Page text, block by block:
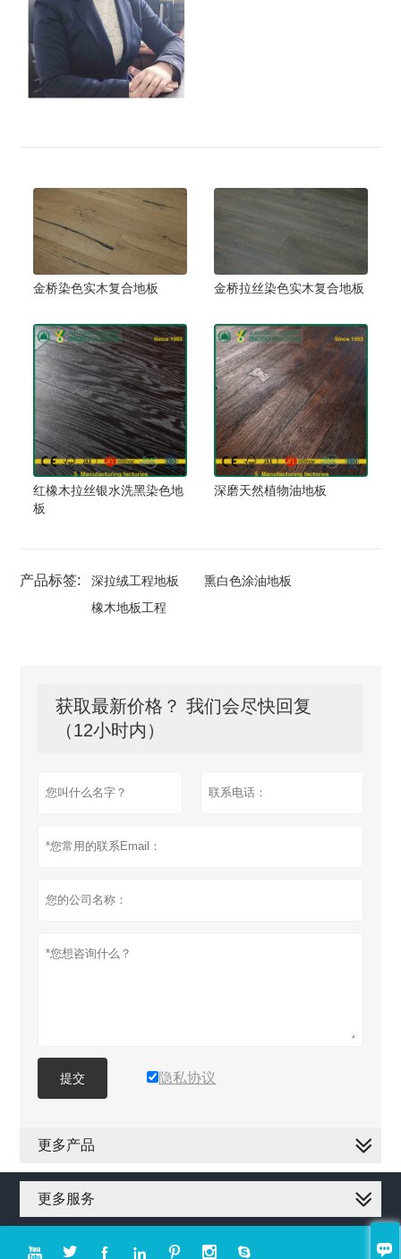

金桥染色实木复合地板 金桥拉丝染色实木复合地板
红橡木拉丝银水洗黑染色地
板
深磨天然植物油地板
产品标签: 深拉绒工程地板
熏白色涂油地板
橡木地板工程
获取最新价格？ 我们会尽快回复
（12小时内）
提交 隐私协议
更多产品
更多服务
      